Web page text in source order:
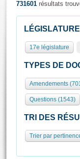
Présidence
577 députés
Groupes
Séance
Commissions
Europe et
Pétitions
Rôle et
Organisation
Présidence
Statistiques
Visiter
Visite virtuelle
Assister à une
731601 résultats
LÉGISLATURE
17e législature
TYPES DE
Amendements
Questions (1543)
TRI DES
Trier par